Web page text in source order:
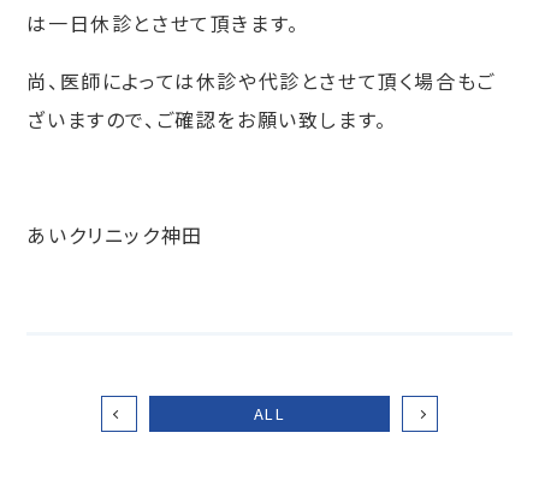
は一日休診とさせて頂きます。
尚、医師によっては休診や代診とさせて頂く場合もご
ざいますので、ご確認をお願い致します。
あいクリニック神田
ALL